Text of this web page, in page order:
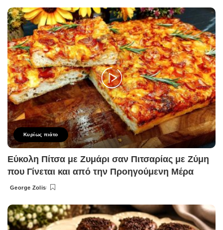
Κυρίως πιάτο
Εύκολη Πίτσα με Ζυμάρι σαν Πιτσαρίας με Ζύμη
που Γίνεται και από την Προηγούμενη Μέρα
Posted
George Zolis